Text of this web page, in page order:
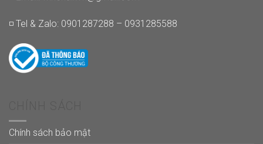
◽ Tel & Zalo: 0901287288 – 0931285588
Chính sách bảo mật